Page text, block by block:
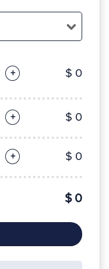
+ $ 0
+ $ 0
+ $ 0
$ 0